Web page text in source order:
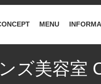
MENU
ズ美容室